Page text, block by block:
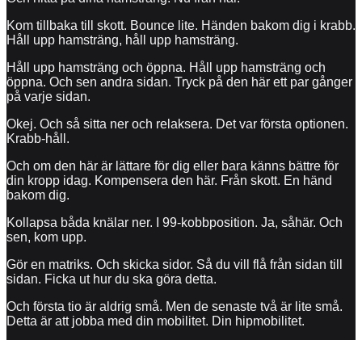
Kom tillbaka till skott. Bounce lite. Händen bakom dig i krabb.
Håll upp hamsträng, håll upp hamsträng.
Håll upp hamsträng och öppna. Håll upp hamsträng och
öppna. Och sen andra sidan. Tryck på den här ett par gånger
på varje sidan.
Okej. Och så sitta ner och relaksera. Det var första optionen.
Krabb-håll.
Och om den här är lättare för dig eller bara känns bättre för
din kropp idag. Kompensera den här. Från skott. En händ
bakom dig.
Kollapsa båda knälar ner. I 99-kobbposition. Ja, såhär. Och
sen, kom upp.
Gör en matriks. Och skicka sidor. Så du vill flå från sidan till
sidan. Ficka ut hur du ska göra detta.
Och första tio är aldrig små. Men de senaste två är lite små.
Detta är att jobba med din mobilitet. Din hipmobilitet.